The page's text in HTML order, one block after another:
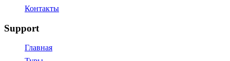
Контакты
Support
Главная